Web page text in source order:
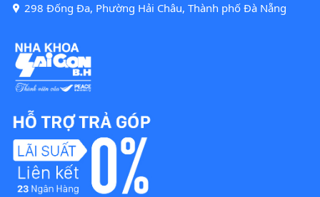
298 Đống Đa, Phường Hải Châu, Thành phố Đà Nẵng